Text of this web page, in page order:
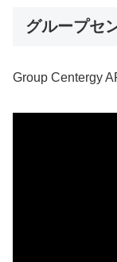
グループセ
Group Centergy